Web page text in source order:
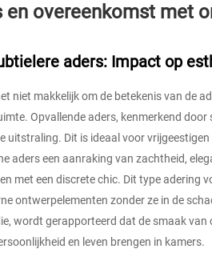
en overeenkomst met
aders: Impact op
niet makkelijk om de betekenis van de
Opvallende aders, kenmerkend
uitstraling. Dit is ideaal voor
aders een aanraking van zachtheid,
met een discrete chic. Dit type adering
ontwerpelementen zonder ze in de
wordt gerapporteerd dat de smaak
en leven brengen in kamers.